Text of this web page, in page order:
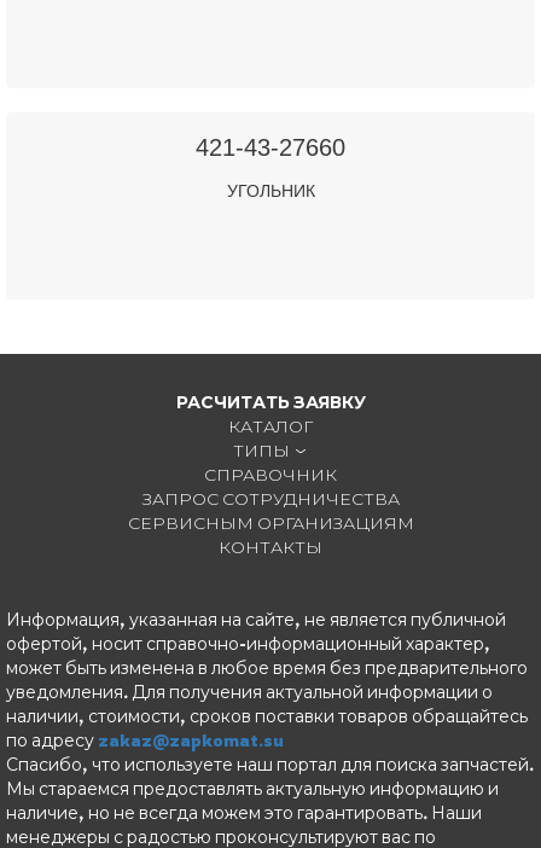
421-43-27660
УГОЛЬНИК
РАСЧИТАТЬ ЗАЯВКУ
КАТАЛОГ
ТИПЫ
СПРАВОЧНИК
ЗАПРОС СОТРУДНИЧЕСТВА
СЕРВИСНЫМ ОРГАНИЗАЦИЯМ
КОНТАКТЫ
Информация, указанная на сайте, не является публичной
офертой, носит справочно-информационный характер,
может быть изменена в любое время без предварительного
уведомления. Для получения актуальной информации о
наличии, стоимости, сроков поставки товаров обращайтесь
по адресу zakaz@zapkomat.su
Спасибо, что используете наш портал для поиска запчастей.
Мы стараемся предоставлять актуальную информацию и
наличие, но не всегда можем это гарантировать. Наши
менеджеры с радостью проконсультируют вас по